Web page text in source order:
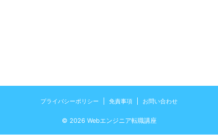
プライバシーポリシー 免責事項 お問い合わせ
© 2026 Webエンジニア転職講座